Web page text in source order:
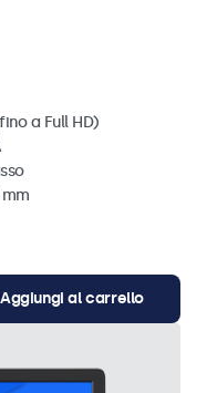
a Full HD)
Aggiungi al carrello